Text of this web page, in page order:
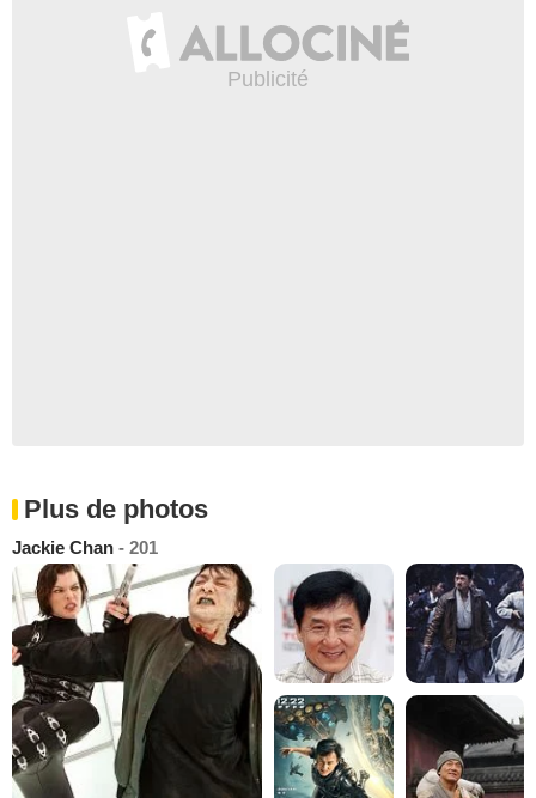
Plus de photos
Jackie Chan - 201